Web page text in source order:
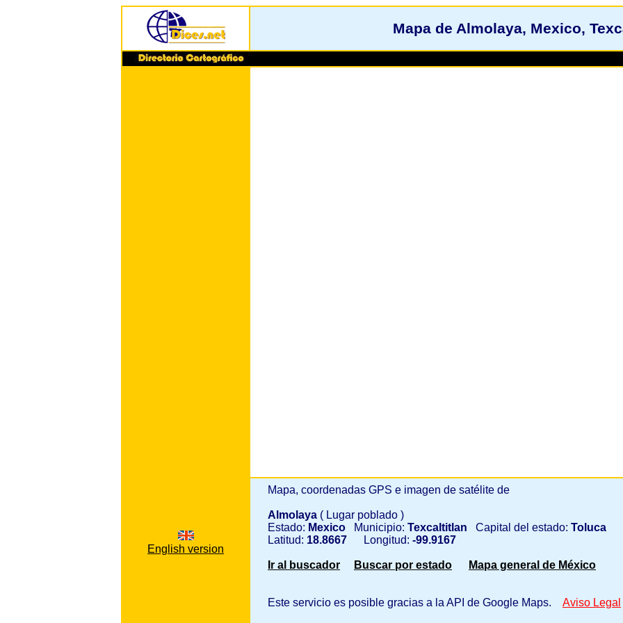
Mapa de Almolaya, Mexico,
English version
Mapa, coordenadas GPS e imagen de satélite de
Almolaya ( Lugar poblado )
Estado: Mexico Municipio: Texcaltitlan Capital del estado: Toluca
Latitud: 18.8667 Longitud: -99.9167
Ir al buscador Buscar por estado Mapa general de México
Este servicio es posible gracias a la API de Google Maps. Aviso Legal